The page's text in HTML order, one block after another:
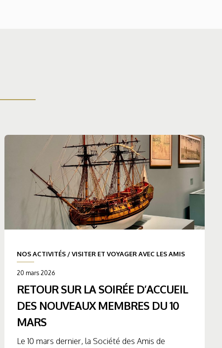
NOS ACTIVITÉS /VISITER ET VOYAGER AVEC LES AMIS
20 mars 2026
RETOUR SUR LA SOIRÉE D’ACCUEIL
DES NOUVEAUX MEMBRES DU 10
MARS
Le 10 mars dernier, la Société des Amis de